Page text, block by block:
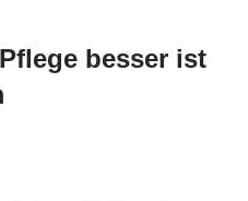
besser ist